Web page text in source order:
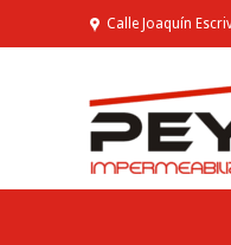
Calle Joaquín